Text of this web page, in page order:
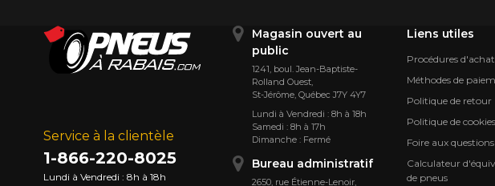
Service à la clientèle
1-866-220-8025
Lundi à Vendredi : 8h à 18h
Magasin ouvert au
public
1241, boul. Jean-Baptiste-
Rolland Ouest,
St⁠-⁠Jérôme, Québec J7Y 4Y7
Lundi à Vendredi : 8h à 18h
Samedi : 8h à 17h
Dimanche : Fermé
Bureau administratif
2650, rue Étienne⁠-⁠Lenoir,
Liens utiles
Procédures d'achat
Méthodes de
Politique de retour
Politique de cookies
Foire aux questions
Calculateur
de pneus